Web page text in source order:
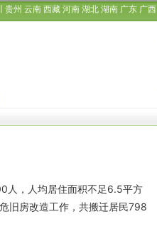
贵州 云南 西藏 河南 湖北 湖南 广东 广西
，人均居住面积不足6.5平方
旧房改造工作，共搬迁居民798